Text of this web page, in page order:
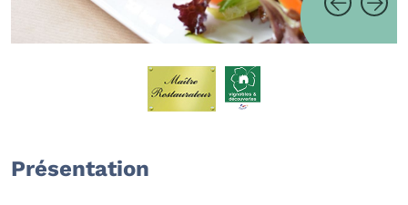
Présentation